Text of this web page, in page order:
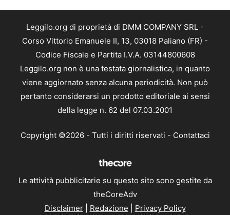
Leggilo.org di proprietà di DMM COMPANY SRL -
Corso Vittorio Emanuele II, 13, 03018 Paliano (FR) -
Codice Fiscale e Partita I.V.A. 03144800608
Leggilo.org non è una testata giornalistica, in quanto
viene aggiornato senza alcuna periodicità. Non può
pertanto considerarsi un prodotto editoriale ai sensi
della legge n. 62 del 07.03.2001
Copyright ©2026 - Tutti i diritti riservati - Contattaci
Le attività pubblicitarie su questo sito sono gestite da
theCoreAdv
Disclaimer| Redazione Privacy Policy